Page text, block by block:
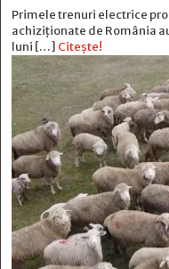
Primele trenuri electrice
achiziționate de România
luni […] Citește!